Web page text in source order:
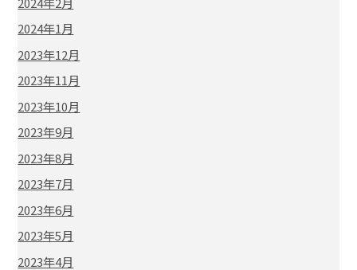
2024年1月
2023年12月
2023年11月
2023年10月
2023年9月
2023年8月
2023年7月
2023年6月
2023年5月
2023年4月